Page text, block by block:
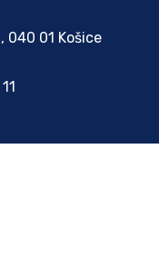
040 01 Košice